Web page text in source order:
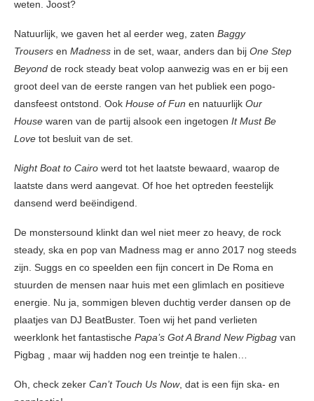
weten. Joost?
Natuurlijk, we gaven het al eerder weg, zaten Baggy
Trousers en Madness in de set, waar, anders dan bij One Step
Beyond de rock steady beat volop aanwezig was en er bij een
groot deel van de eerste rangen van het publiek een pogo-
dansfeest ontstond. Ook House of Fun en natuurlijk Our
House waren van de partij alsook een ingetogen It Must Be
Love tot besluit van de set.
Night Boat to Cairo werd tot het laatste bewaard, waarop de
laatste dans werd aangevat. Of hoe het optreden feestelijk
dansend werd beëindigend.
De monstersound klinkt dan wel niet meer zo heavy, de rock
steady, ska en pop van Madness mag er anno 2017 nog steeds
zijn. Suggs en co speelden een fijn concert in De Roma en
stuurden de mensen naar huis met een glimlach en positieve
energie. Nu ja, sommigen bleven duchtig verder dansen op de
plaatjes van DJ BeatBuster. Toen wij het pand verlieten
weerklonk het fantastische Papa’s Got A Brand New Pigbag van
Pigbag , maar wij hadden nog een treintje te halen…
Oh, check zeker Can’t Touch Us Now, dat is een fijn ska- en